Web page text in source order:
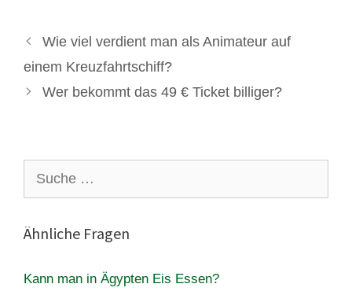
Wie viel verdient man als Animateur auf
einem Kreuzfahrtschiff?
Wer bekommt das 49 € Ticket billiger?
nach:
Ähnliche Fragen
Kann man in Ägypten Eis Essen?